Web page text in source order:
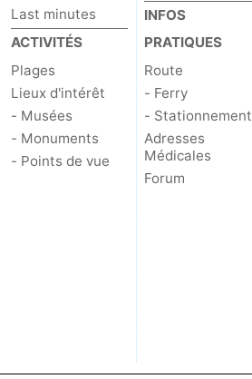
Last minutes
ACTIVITÉS
Plages
Lieux d'intérêt
- Musées
- Monuments
- Points de vue
INFOS
PRATIQUES
Route
- Ferry
- Stationnement
Adresses
Médicales
Forum